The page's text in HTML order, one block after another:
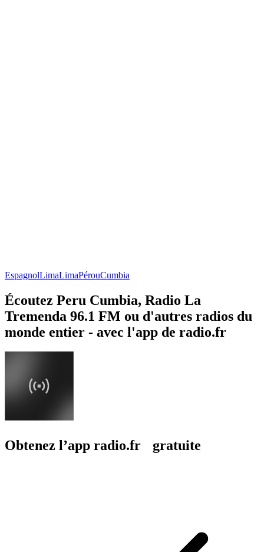
EspagnolLimaLimaPérouCumbia
Écoutez Peru Cumbia, Radio La
Tremenda 96.1 FM ou d'autres radios du
monde entier - avec l'app de radio.fr
Obtenez l’app radio.fr gratuite